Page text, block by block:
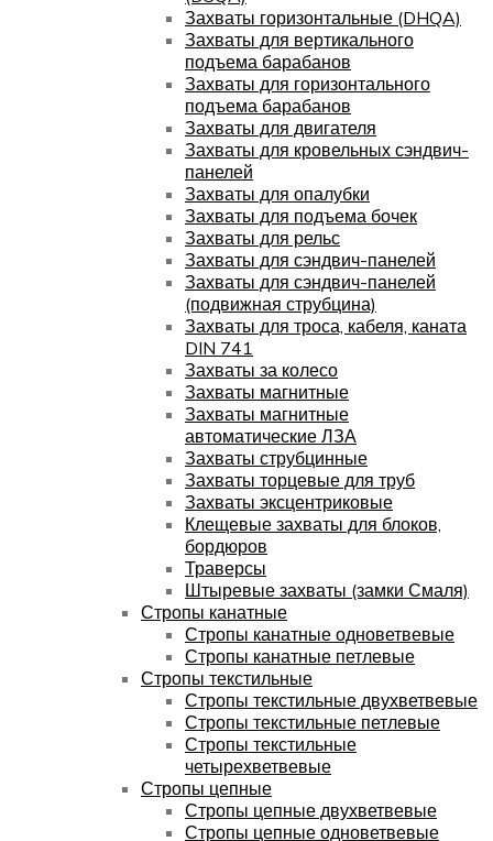
Захваты горизонтальные (DHQA)
Захваты для вертикального
подъема барабанов
Захваты для горизонтального
подъема барабанов
Захваты для двигателя
Захваты для кровельных сэндвич-
панелей
Захваты для опалубки
Захваты для подъема бочек
Захваты для рельс
Захваты для сэндвич-панелей
Захваты для сэндвич-панелей
(подвижная струбцина)
Захваты для троса, кабеля, каната
DIN 741
Захваты за колесо
Захваты магнитные
Захваты магнитные
автоматические ЛЗА
Захваты струбцинные
Захваты торцевые для труб
Захваты эксцентриковые
Клещевые захваты для блоков,
бордюров
Траверсы
Штыревые захваты (замки Смаля)
Стропы канатные
Стропы канатные одноветвевые
Стропы канатные петлевые
Стропы текстильные
Стропы текстильные двухветвевые
Стропы текстильные петлевые
Стропы текстильные
четырехветвевые
Стропы цепные
Стропы цепные двухветвевые
Стропы цепные одноветвевые